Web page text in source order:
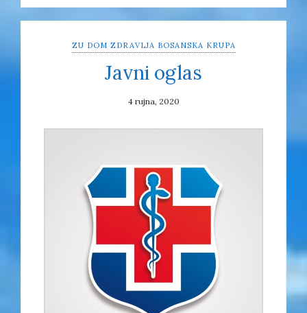
ZU DOM ZDRAVLJA BOSANSKA KRUPA
Javni oglas
4 rujna, 2020